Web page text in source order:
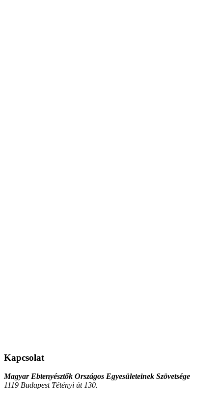
Kapcsolat
Magyar Ebtenyésztők Országos Egyesületeinek Szövetsége
1119 Budapest Tétényi út 130.